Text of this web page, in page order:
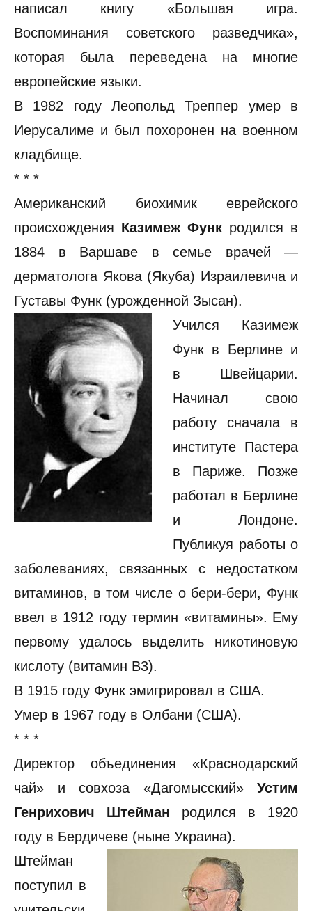
написал книгу «Большая игра.
Воспоминания советского разведчика»,
которая была переведена на многие
европейские языки.
В 1982 году Леопольд Треппер умер в
Иерусалиме и был похоронен на военном
кладбище.
* * *
Американский биохимик еврейского
происхождения Казимеж Функ родился в
1884 в Варшаве в семье врачей —
дерматолога Якова (Якуба) Израилевича и
Густавы Функ (урожденной Зысан).
Учился Казимеж
Функ в Берлине и
в Швейцарии.
Начинал свою
работу сначала в
институте Пастера
в Париже. Позже
работал в Берлине
и Лондоне.
Публикуя работы о
заболеваниях, связанных с недостатком
витаминов, в том числе о бери-бери, Функ
ввел в 1912 году термин «витамины». Ему
первому удалось выделить никотиновую
кислоту (витамин B3).
В 1915 году Функ эмигрировал в США.
Умер в 1967 году в Олбани (США).
* * *
Директор объединения «Краснодарский
чай» и совхоза «Дагомысский» Устим
Генрихович Штейман родился в 1920
году в Бердичеве (ныне Украина).
Штейман
поступил в